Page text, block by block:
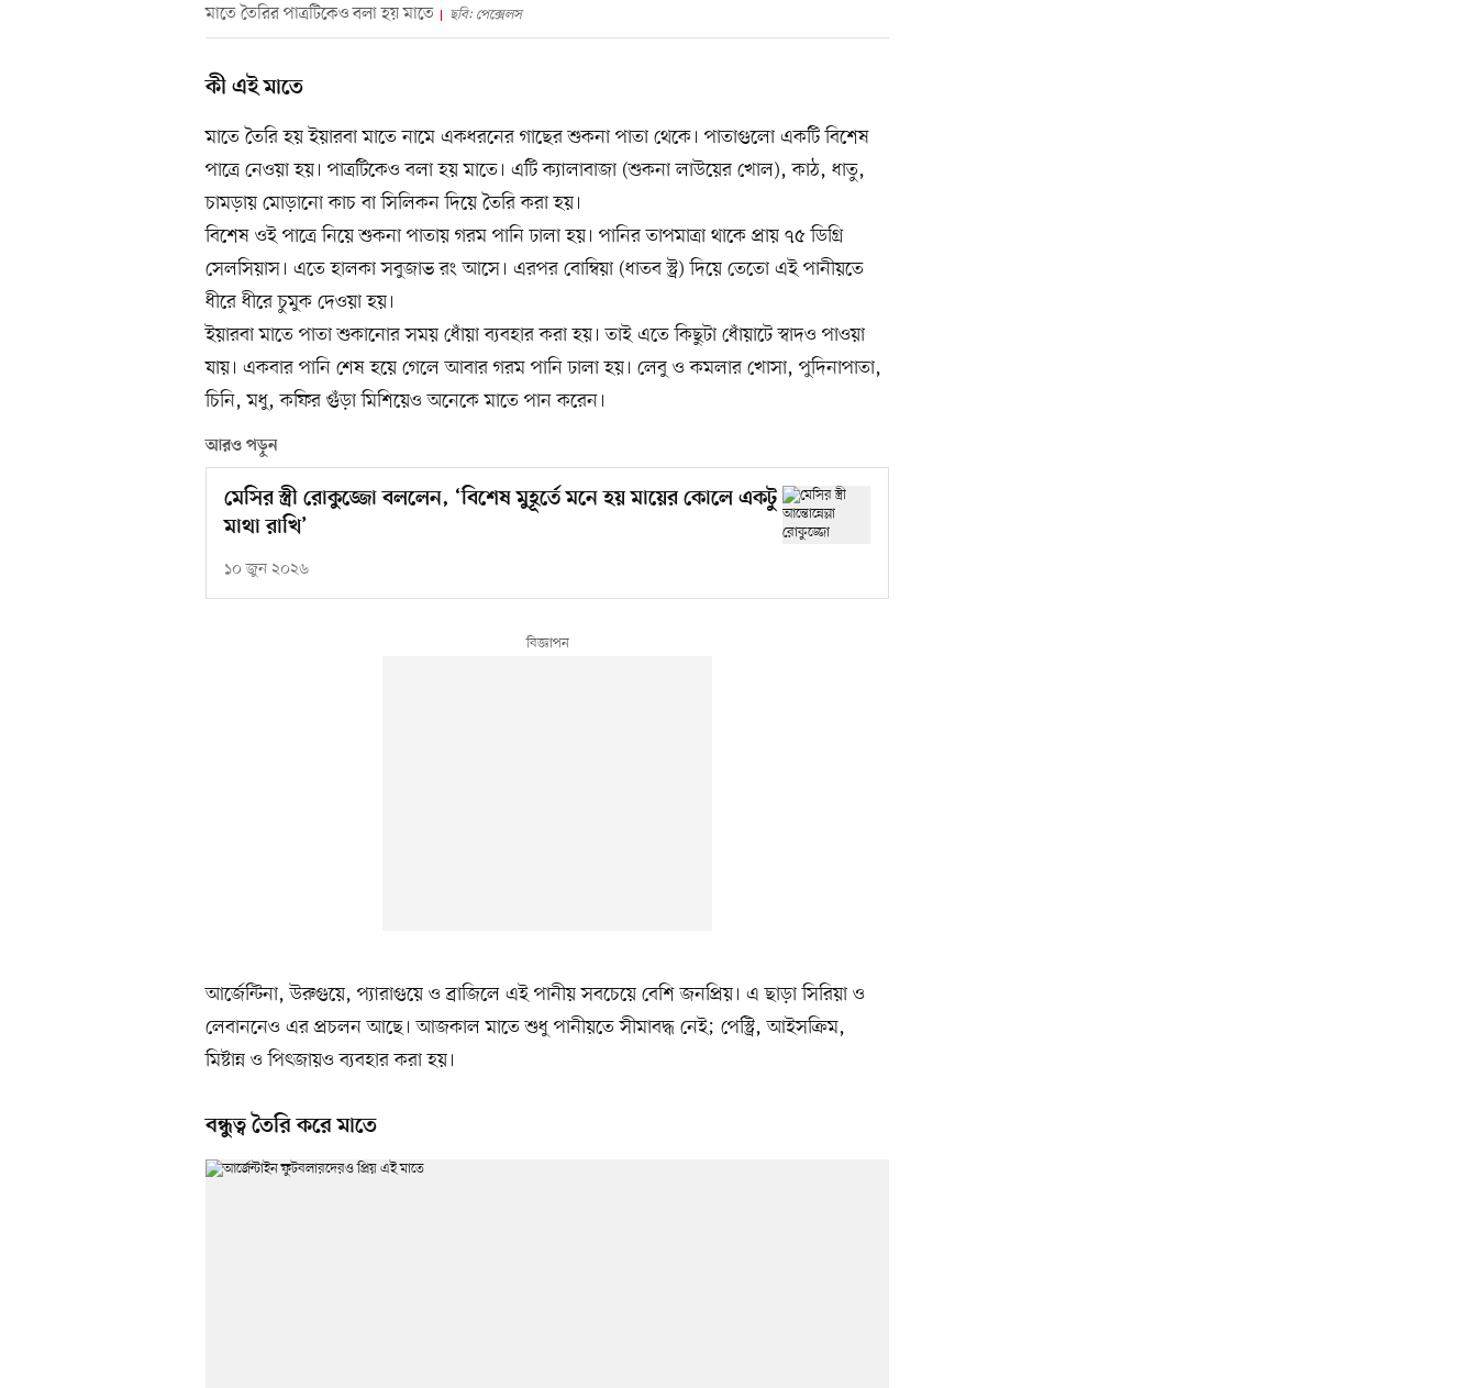
মাতে তৈরির পাত্রটিকেও বলা হয় মাতে ছবি: পেক্সেলস
কী এই মাতে
মাতে তৈরি হয় ইয়ারবা মাতে নামে একধরনের গাছের শুকনা পাতা থেকে। পাতাগুলো একটি বিশেষ
পাত্রে নেওয়া হয়। পাত্রটিকেও বলা হয় মাতে। এটি ক্যালাবাজা (শুকনা লাউয়ের খোল), কাঠ, ধাতু,
চামড়ায় মোড়ানো কাচ বা সিলিকন দিয়ে তৈরি করা হয়।
বিশেষ ওই পাত্রে নিয়ে শুকনা পাতায় গরম পানি ঢালা হয়। পানির তাপমাত্রা থাকে প্রায় ৭৫ ডিগ্রি
সেলসিয়াস। এতে হালকা সবুজাভ রং আসে। এরপর বোম্বিয়া (ধাতব স্ট্র) দিয়ে তেতো এই পানীয়তে
ধীরে ধীরে চুমুক দেওয়া হয়।
ইয়ারবা মাতে পাতা শুকানোর সময় ধোঁয়া ব্যবহার করা হয়। তাই এতে কিছুটা ধোঁয়াটে স্বাদও পাওয়া
যায়। একবার পানি শেষ হয়ে গেলে আবার গরম পানি ঢালা হয়। লেবু ও কমলার খোসা, পুদিনাপাতা,
চিনি, মধু, কফির গুঁড়া মিশিয়েও অনেকে মাতে পান করেন।
আরও পড়ুন
মেসির স্ত্রী রোকুজ্জো বললেন, ‘বিশেষ মুহূর্তে মনে হয় মায়ের কোলে একটু
মাথা রাখি’
১০ জুন ২০২৬
আর্জেন্টিনা, উরুগুয়ে, প্যারাগুয়ে ও ব্রাজিলে এই পানীয় সবচেয়ে বেশি জনপ্রিয়। এ ছাড়া সিরিয়া ও
লেবাননেও এর প্রচলন আছে। আজকাল মাতে শুধু পানীয়তে সীমাবদ্ধ নেই; পেস্ট্রি, আইসক্রিম,
মিষ্টান্ন ও পিৎজায়ও ব্যবহার করা হয়।
বন্ধুত্ব তৈরি করে মাতে